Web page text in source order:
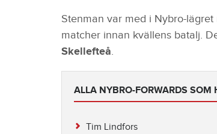
Stenman var med i Nybro-
matcher innan kvällens batalj.
Skellefteå.
ALLA NYBRO-FORWARDS SOM
Tim Lindfors